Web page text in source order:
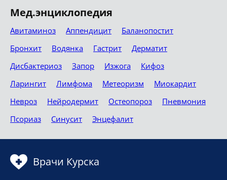
Мед.энциклопедия
Авитаминоз Аппендицит
Баланопостит
Бронхит
Водянка Гастрит
Дерматит
Дисбактериоз
Запор Изжога
Кифоз
Ларингит
Лимфома Метеоризм
Миокардит
Невроз
Нейродермит Остеопороз
Пневмония
Псориаз
Синусит Энцефалит
Врачи Курска